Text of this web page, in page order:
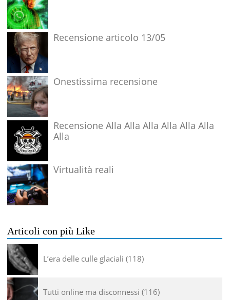
Recensione articolo 13/05
Onestissima recensione
Recensione Alla Alla Alla Alla Alla Alla
Alla
Virtualità reali
Articoli con più Like
L’era delle culle glaciali 118
Tutti online ma disconnessi 116